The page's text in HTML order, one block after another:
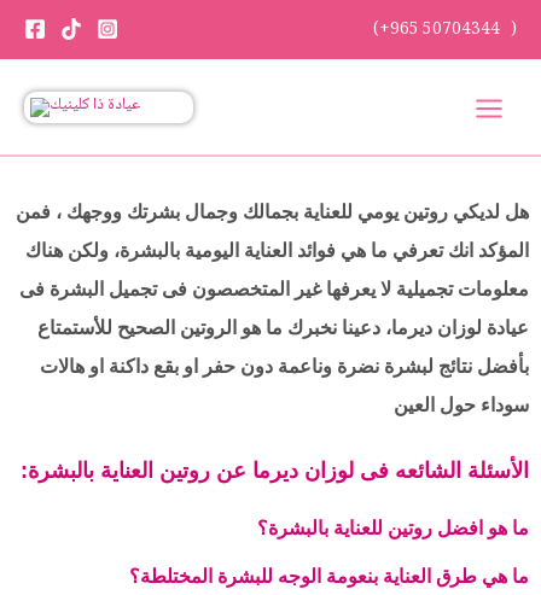
Skip
content
(+965 50704344 )
هل لديكي روتين يومي للعناية بجمالك وجمال بشرتك ووجهك ، فمن
المؤكد انك تعرفي ما هي فوائد العناية اليومية بالبشرة، ولكن هناك
معلومات تجميلية لا يعرفها غير المتخصصون فى تجميل البشرة فى
عيادة لوزان ديرما، دعينا نخبرك ما هو الروتين الصحيح للأستمتاع
بأفضل نتائج لبشرة نضرة وناعمة دون حفر او بقع داكنة او هالات
سوداء حول العين
:الأسئلة الشائعه فى لوزان ديرما عن روتين العناية بالبشرة
ما هو افضل روتين للعناية بالبشرة؟
ما هي طرق العناية بنعومة الوجه للبشرة المختلطة؟